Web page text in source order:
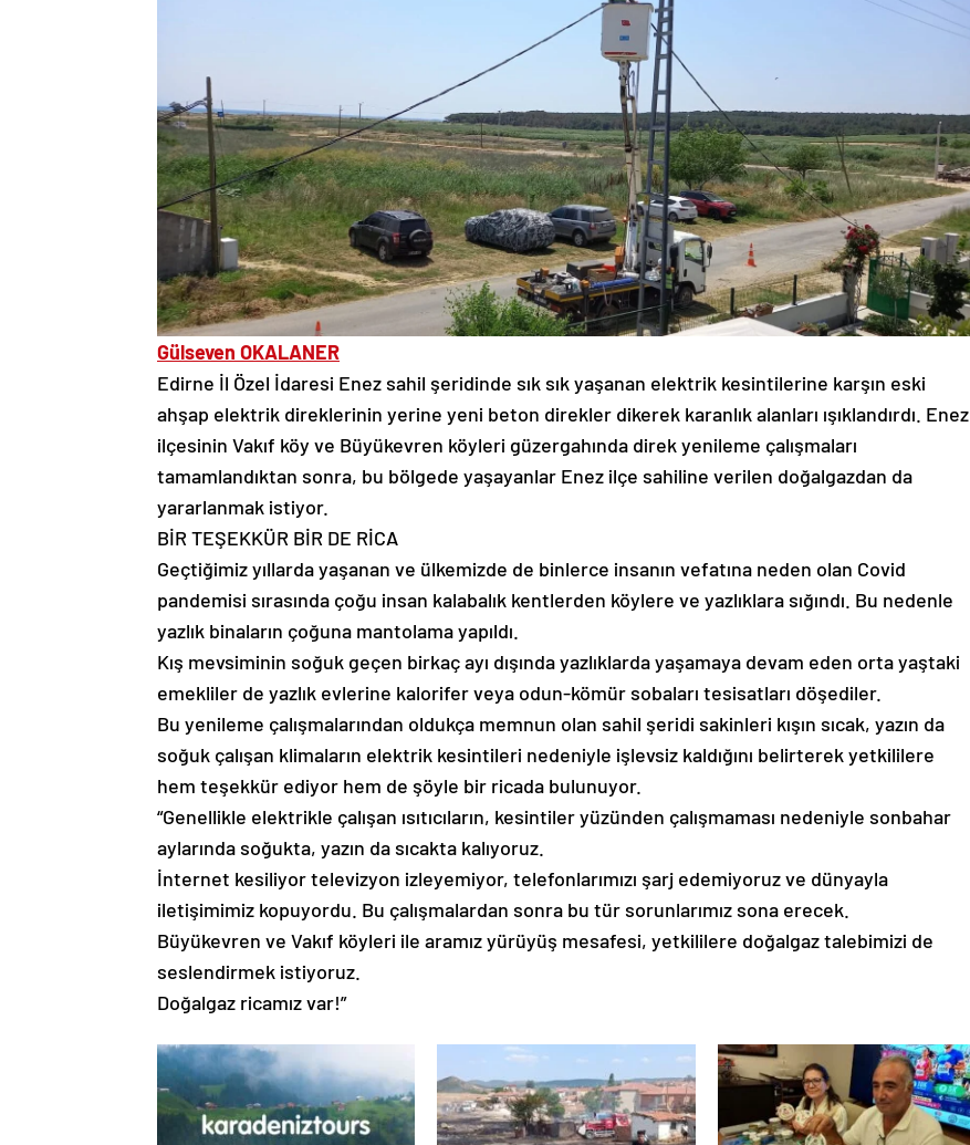
Gülseven OKALANER
Edirne İl Özel İdaresi Enez sahil şeridinde sık sık yaşanan elektrik kesintilerine karşın eski
ahşap elektrik direklerinin yerine yeni beton direkler dikerek karanlık alanları ışıklandırdı. Enez
ilçesinin Vakıf köy ve Büyükevren köyleri güzergahında direk yenileme çalışmaları
tamamlandıktan sonra, bu bölgede yaşayanlar Enez ilçe sahiline verilen doğalgazdan da
yararlanmak istiyor.
BİR TEŞEKKÜR BİR DE RİCA
Geçtiğimiz yıllarda yaşanan ve ülkemizde de binlerce insanın vefatına neden olan Covid
pandemisi sırasında çoğu insan kalabalık kentlerden köylere ve yazlıklara sığındı. Bu nedenle
yazlık binaların çoğuna mantolama yapıldı.
Kış mevsiminin soğuk geçen birkaç ayı dışında yazlıklarda yaşamaya devam eden orta yaştaki
emekliler de yazlık evlerine kalorifer veya odun-kömür sobaları tesisatları döşediler.
Bu yenileme çalışmalarından oldukça memnun olan sahil şeridi sakinleri kışın sıcak, yazın da
soğuk çalışan klimaların elektrik kesintileri nedeniyle işlevsiz kaldığını belirterek yetkililere
hem teşekkür ediyor hem de şöyle bir ricada bulunuyor.
“Genellikle elektrikle çalışan ısıtıcıların, kesintiler yüzünden çalışmaması nedeniyle sonbahar
aylarında soğukta, yazın da sıcakta kalıyoruz.
İnternet kesiliyor televizyon izleyemiyor, telefonlarımızı şarj edemiyoruz ve dünyayla
iletişimimiz kopuyordu. Bu çalışmalardan sonra bu tür sorunlarımız sona erecek.
Büyükevren ve Vakıf köyleri ile aramız yürüyüş mesafesi, yetkililere doğalgaz talebimizi de
seslendirmek istiyoruz.
Doğalgaz ricamız var!”